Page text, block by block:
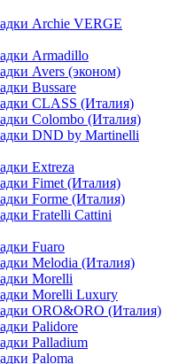
Archie VERGE
Armadillo
Avers (эконом)
Bussare
CLASS (Италия)
Colombo (Италия)
DND by Martinelli
Extreza
Fimet (Италия)
Forme (Италия)
Fratelli Cattini
Fuaro
Melodia (Италия)
Morelli
Morelli Luxury
ORO&ORO (Италия)
Palidore
Palladium
Paloma